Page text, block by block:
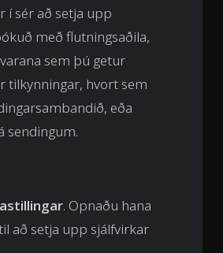
í sér að setja upp
með flutningsaðila,
sem þú getur
tilkynningar, hvort sem
eða
sendingum.
. Opnaðu hana
að setja upp sjálfvirkar